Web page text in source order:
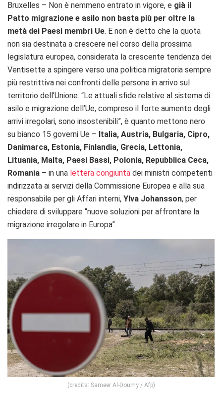
Bruxelles – Non è nemmeno entrato in vigore, e già il
Patto migrazione e asilo non basta più per oltre la
metà dei Paesi membri Ue. E non è detto che la quota
non sia destinata a crescere nel corso della prossima
legislatura europea, considerata la crescente tendenza dei
Ventisette a spingere verso una politica migratoria sempre
più restrittiva nei confronti delle persone in arrivo sul
territorio dell’Unione. “Le attuali sfide relative al sistema di
asilo e migrazione dell’Ue, compreso il forte aumento degli
arrivi irregolari, sono insostenibili”, è quanto mettono nero
su bianco 15 governi Ue – Italia, Austria, Bulgaria, Cipro,
Danimarca, Estonia, Finlandia, Grecia, Lettonia,
Lituania, Malta, Paesi Bassi, Polonia, Repubblica Ceca,
Romania – in una lettera congiunta dei ministri competenti
indirizzata ai servizi della Commissione Europea e alla sua
responsabile per gli Affari interni, Ylva Johansson, per
chiedere di sviluppare “nuove soluzioni per affrontare la
migrazione irregolare in Europa”.
(credits: Sameer Al-Doumy / Afp)